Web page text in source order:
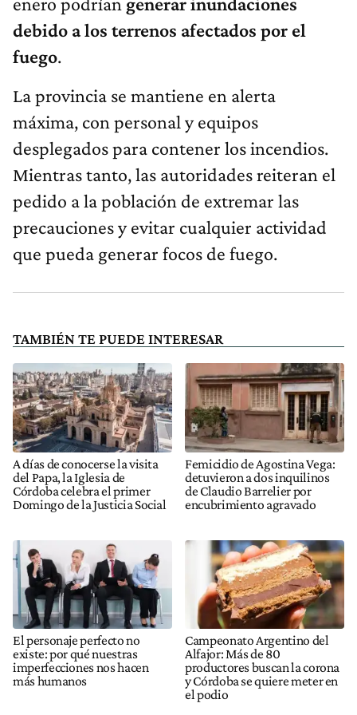
debido a los terrenos afectados por el
fuego.
La provincia se mantiene en alerta
máxima, con personal y equipos
desplegados para contener los incendios.
Mientras tanto, las autoridades reiteran el
pedido a la población de extremar las
precauciones y evitar cualquier actividad
que pueda generar focos de fuego.
TAMBIÉN TE PUEDE INTERESAR
A días de conocerse la visita
del Papa, la Iglesia de
Córdoba celebra el primer
Domingo de la Justicia Social
Femicidio de Agostina Vega:
detuvieron a dos inquilinos
de Claudio Barrelier por
encubrimiento agravado
El personaje perfecto no
existe: por qué nuestras
imperfecciones nos hacen
más humanos
Campeonato Argentino del
Alfajor: Más de 80
productores buscan la corona
y Córdoba se quiere meter en
el podio